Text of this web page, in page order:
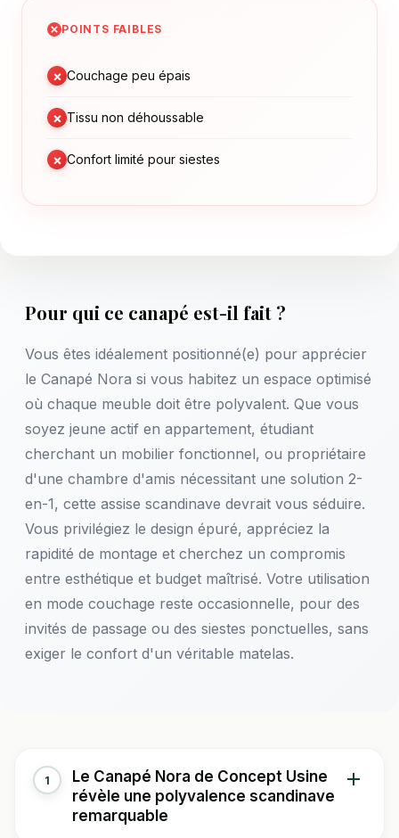
POINTS FAIBLES
× Couchage peu épais
× Tissu non déhoussable
× Confort limité pour siestes
Pour qui ce canapé est-il fait ?
Vous êtes idéalement positionné(e) pour apprécier
le Canapé Nora si vous habitez un espace optimisé
où chaque meuble doit être polyvalent. Que vous
soyez jeune actif en appartement, étudiant
cherchant un mobilier fonctionnel, ou propriétaire
d'une chambre d'amis nécessitant une solution 2-
en-1, cette assise scandinave devrait vous séduire.
Vous privilégiez le design épuré, appréciez la
rapidité de montage et cherchez un compromis
entre esthétique et budget maîtrisé. Votre utilisation
en mode couchage reste occasionnelle, pour des
invités de passage ou des siestes ponctuelles, sans
exiger le confort d'un véritable matelas.
1
Le Canapé Nora de Concept Usine
révèle une polyvalence scandinave
remarquable